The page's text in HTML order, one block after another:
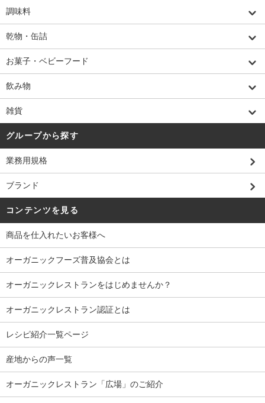
調味料
乾物・缶詰
お菓子・ベビーフード
飲み物
雑貨
グループから探す
業務用規格
ブランド
コンテンツを見る
商品を仕入れたいお客様へ
オーガニックフーズ普及協会とは
オーガニックレストランをはじめませんか？
オーガニックレストラン認証とは
レシピ紹介一覧ページ
産地からの声一覧
オーガニックレストラン「広場」のご紹介